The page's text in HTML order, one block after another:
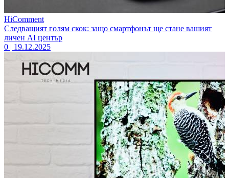
HiComment
Следващият голям скок: защо смартфонът ще стане вашият
личен AI център
0 | 19.12.2025